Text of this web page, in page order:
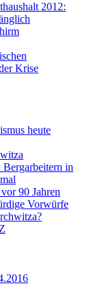
2012:
Krise
heute
Bergarbeitern in
90 Jahren
Vorwürfe